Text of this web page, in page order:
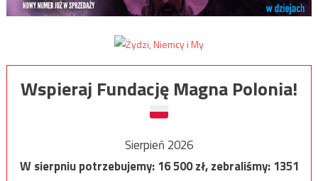
Wspieraj Fundację Magna Polonia!
Sierpień 2026
W sierpniu potrzebujemy:16 500zł, zebraliśmy:1351